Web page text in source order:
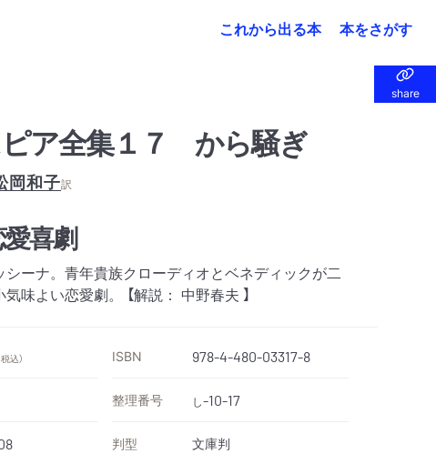
これから出る本 本をさがす
share
share
ア全集１７ から騒ぎ
岡和子訳
喜劇
ーナ。青年貴族クローディオとベネディックが二
味よい恋愛劇。 【解説： 中野春夫 】
込） ISBN 978-4-480-03317-8
整理番号 し-10-17
判型 文庫判